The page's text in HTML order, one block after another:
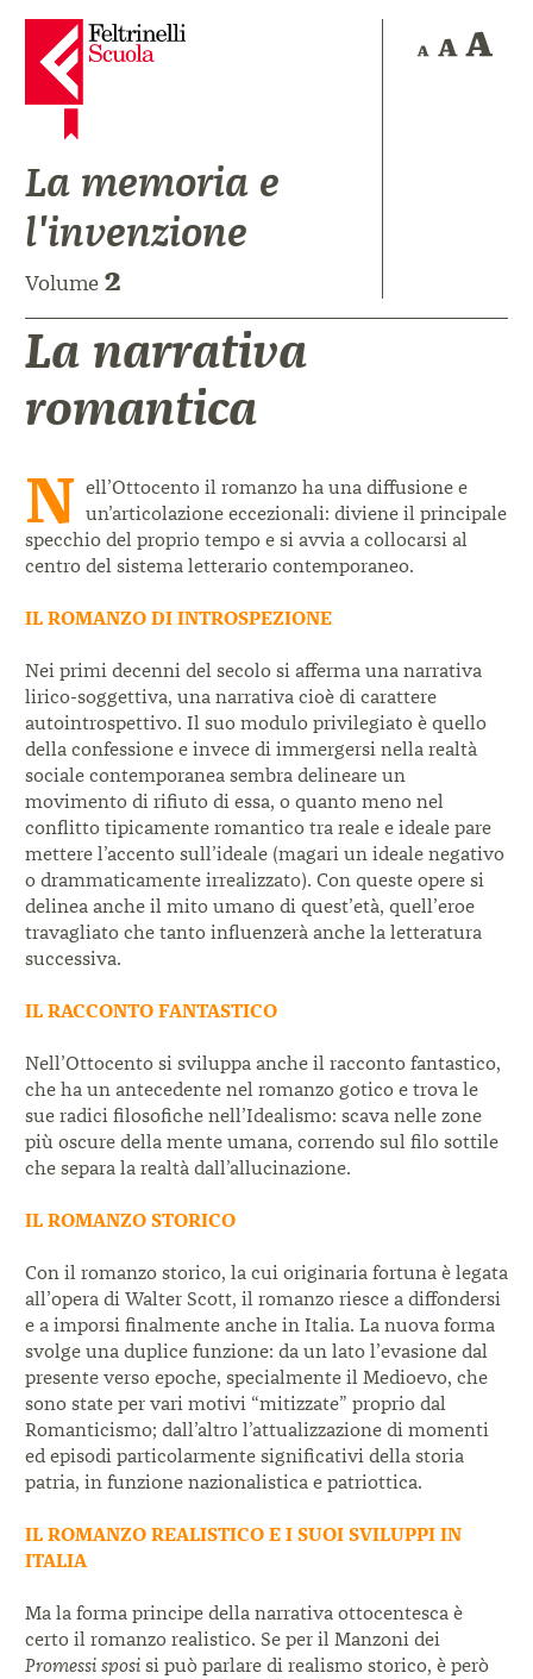
La memoria e
l'invenzione
Volume 2
La narrativa
romantica
N ell’Ottocento il romanzo ha unadiffusione e
un’articolazione eccezionali:diviene il principale
specchio del proprio tempo e si avvia a collocarsi al
centro del sistema letterario contemporaneo.
IL ROMANZO DI INTROSPEZIONE
Nei primi decenni del secolo si afferma una narrativa
lirico-soggettiva, una narrativa cioè di carattere
autointrospettivo. Il suo modulo privilegiato è quello
della confessione e invece di immergersi nella realtà
sociale contemporanea sembra delineare un
movimento di rifiuto di essa, o quanto meno nel
conflitto tipicamente romantico tra reale e ideale pare
mettere l’accento sull’ideale (magari un ideale negativo
o drammaticamente irrealizzato). Con queste opere si
delinea anche il mito umano di quest’età, quell’eroe
travagliato che tanto influenzerà anche la letteratura
successiva.
IL RACCONTO FANTASTICO
Nell’Ottocento si sviluppa anche il racconto fantastico,
che ha un antecedente nel romanzo gotico e trova le
sue radici filosofiche nell’Idealismo: scava nelle zone
più oscure della mente umana, correndo sul filo sottile
che separa la realtà dall’allucinazione.
IL ROMANZO STORICO
Con il romanzo storico, la cui originaria fortuna è legata
all’opera di Walter Scott, il romanzo riesce a diffondersi
e a imporsi finalmente anche in Italia. La nuova forma
svolge una duplice funzione: da un lato l’evasione dal
presente verso epoche, specialmente il Medioevo, che
sono state per vari motivi “mitizzate” proprio dal
Romanticismo; dall’altro l’attualizzazione di momenti
ed episodi particolarmente significativi della storia
patria, in funzione nazionalistica e patriottica.
IL ROMANZO REALISTICO E I SUOI SVILUPPI IN
ITALIA
Ma la forma principe della narrativa ottocentesca è
certo il romanzo realistico. Se per il Manzoni dei
Promessi sposi si può parlare di realismo storico, è però